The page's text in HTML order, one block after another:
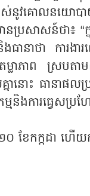
ាស់នូវគោលនយោ
ប្រសាសន៍ថា៖
ធានាថា ការងា
លាភាព ស្របត
ានោះ ធានាផល
ងការធ្វេសប្រហ
០ ខែកក្កដា ហើ